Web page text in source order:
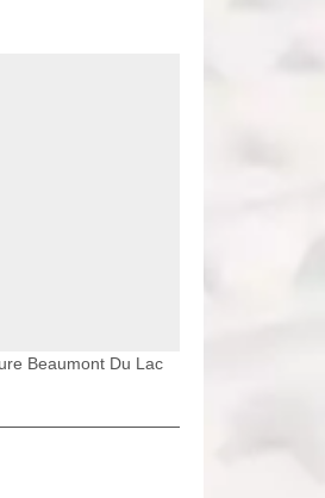
Beaumont Du Lac